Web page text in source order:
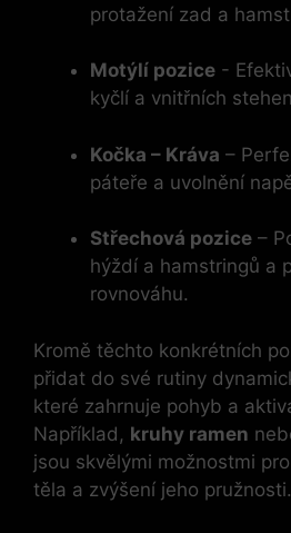
protažení zad a
Motýlí pozice -⁢
kyčlí a ‍vnitřních
Kočka – Kráva –
páteře a uvolnění
Střechová pozice –
hýždí⁤ a hamstringů a
rovnováhu.
Kromě‍ těchto ⁢konkrétních
přidat do​ své rutiny⁢
které⁢ zahrnuje pohyb a
Například, kruhy ramen
jsou skvělými možnostmi
těla a zvýšení jeho pružnosti.